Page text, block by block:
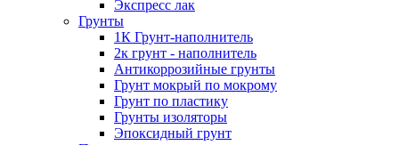
Экспресс лак
Грунты
1К Грунт-наполнитель
2к грунт - наполнитель
Антикоррозийные грунты
Грунт мокрый по мокрому
Грунт по пластику
Грунты изоляторы
Эпоксидный грунт